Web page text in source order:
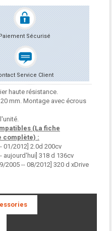
Sécurisé
Service Client
haute résistance.
mm. Montage avec écrous
(La fiche
complète) :
01/2012] 2.0d 200cv
aujourd'hui] 318 d 136cv
2005 -- 08/2012] 320 d xDrive